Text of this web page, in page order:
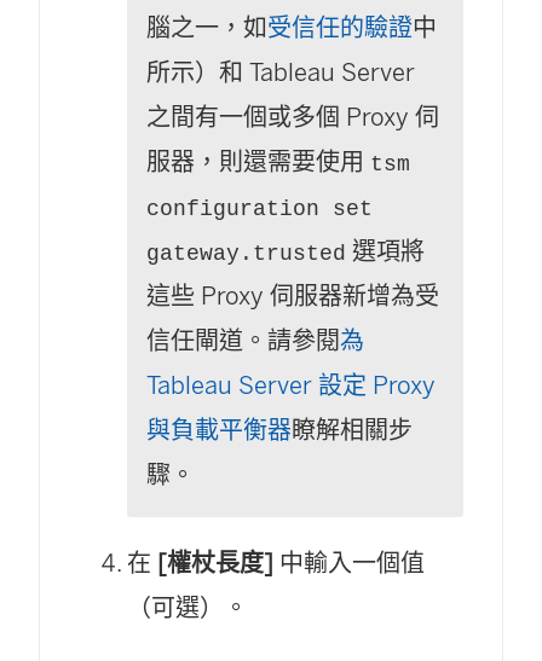
腦之一，如受信任的驗證中
所示）和 Tableau Server
之間有一個或多個 Proxy 伺
服器，則還需要使用 tsm
configuration set
gateway.trusted 選項將
這些 Proxy 伺服器新增為受
信任閘道。請參閱為
Tableau Server 設定 Proxy
與負載平衡器瞭解相關步
驟。
在 [權杖長度] 中輸入一個值
（可選）。